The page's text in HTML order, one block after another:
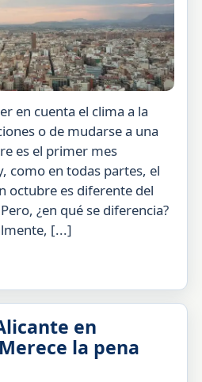
en cuenta el clima a la
o de mudarse a una
es el primer mes
como en todas partes, el
octubre es diferente del
¿en qué se diferencia?
[...]
en
la pena